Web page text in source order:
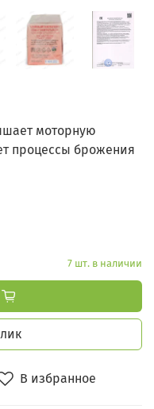
В избранное
моторную
процессы брожения
7 шт. в наличии